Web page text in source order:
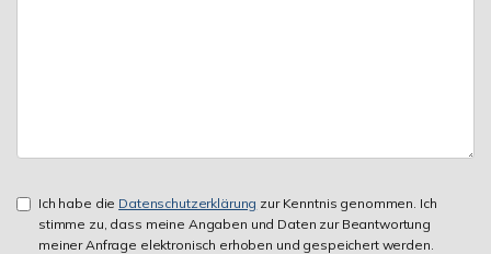
Ich habe die Datenschutzerklärung zur Kenntnis genommen. Ich
stimme zu, dass meine Angaben und Daten zur Beantwortung
meiner Anfrage elektronisch erhoben und gespeichert werden.